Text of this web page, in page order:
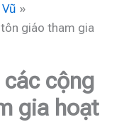
giáo tham gia
cộng
gia hoạt